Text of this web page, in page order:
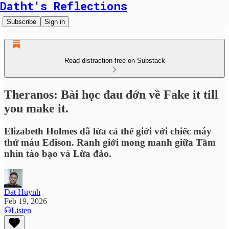
Datht's Reflections
Subscribe Sign in
Read distraction-free on Substack
Theranos: Bài học đau đớn về Fake it till
you make it.
Elizabeth Holmes đã lừa cả thế giới với chiếc máy
thử máu Edison. Ranh giới mong manh giữa Tầm
nhìn táo bạo và Lừa đảo.
Dat Huynh
Feb 19, 2026
Listen